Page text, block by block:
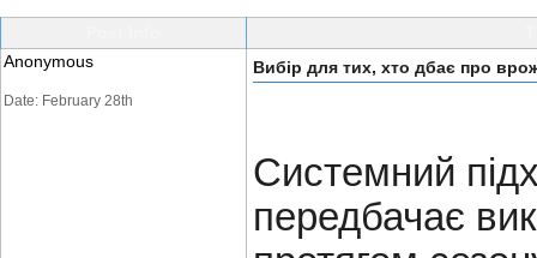
Anonymous
Date: February 28th
Вибір для тих, хто дбає про
Системний
передбачає